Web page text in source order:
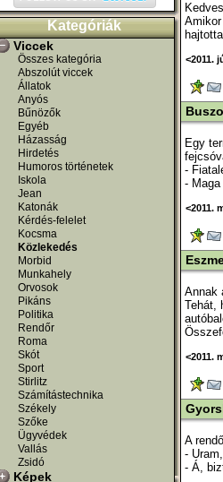
Kategóriák
Viccek
Összes kategória
Abszolút viccek
Állatok
Anyós
Bűnözők
Egyéb
Házasság
Hirdetés
Humoros történetek
Iskola
Jean
Katonák
Kérdés-felelet
Kocsma
Közlekedés
Morbid
Munkahely
Orvosok
Pikáns
Politika
Rendőr
Roma
Skót
Sport
Stirlitz
Számítástechnika
Székely
Szőke
Ügyvédek
Vallás
Zsidó
Képek
<2011.
Egy
-
-
<2011.
Annak
Tehát,
<2011.
A
-
- Á,